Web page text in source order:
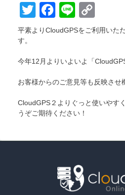
T
wi
er
F
a
e
o
o
k
Li
n
o
y
n
k
平素よりCloudGPSをご利用いた
す。
今年12月よりいよいよ「
お客様からのご意見等も反映させ
CloudGPS２よりぐっと使いやす
うぞご期待ください！